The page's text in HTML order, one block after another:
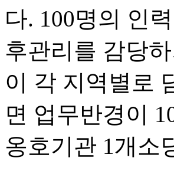
다. 100명의 인
후관리를 감당
이 각 지역별로
면 업무반경이
옹호기관 1개소